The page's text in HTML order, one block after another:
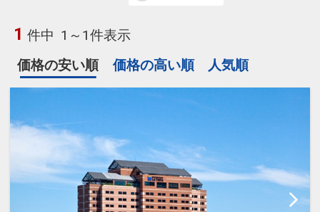
1 件中 1～1件表示
価格の安い順
価格の高い順 人気順